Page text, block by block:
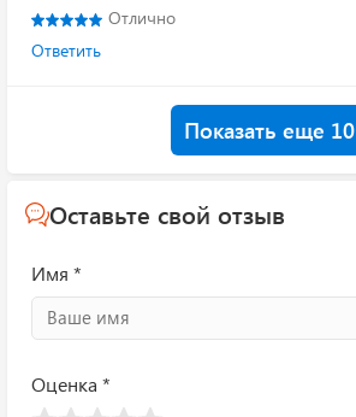
Отлично
Ответить
Показать еще 10
Оставьте свой отзыв
Имя *
Оценка *